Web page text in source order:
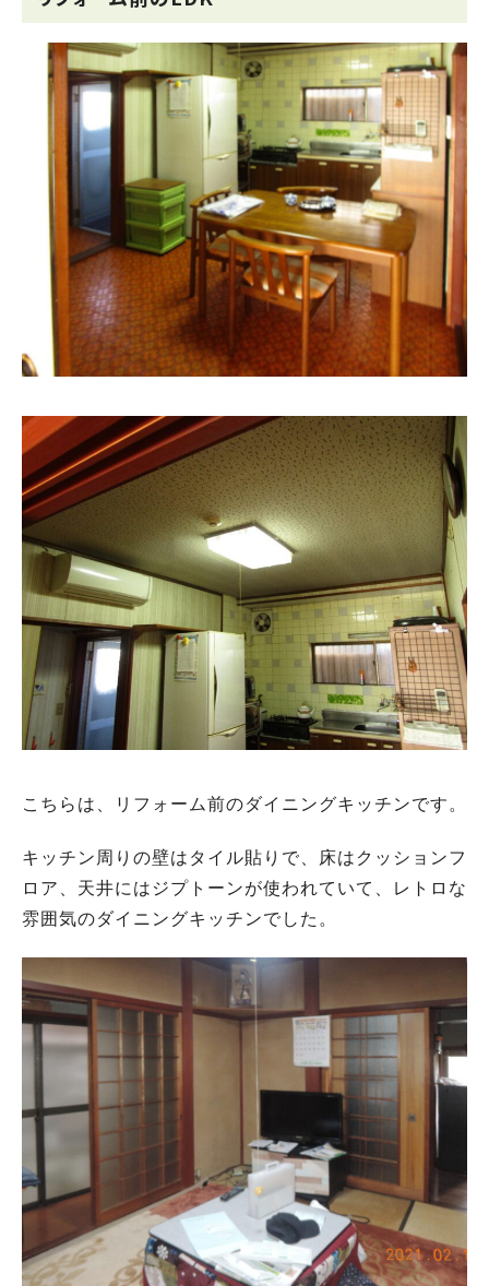
こちらは、リフォーム前のダイニングキッチンです。
キッチン周りの壁はタイル貼りで、床はクッションフ
ロア、天井にはジプトーンが使われていて、レトロな
雰囲気のダイニングキッチンでした。